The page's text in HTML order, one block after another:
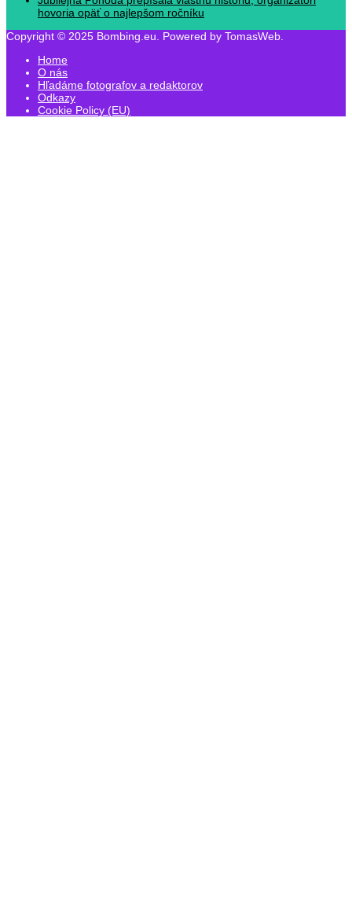
hovoria opäť o najlepšom ročníku
Copyright © 2025 Bombing.eu. Powered by TomasWeb.
Home
O nás
Hľadáme fotografov a redaktorov
Odkazy
Cookie Policy (EU)